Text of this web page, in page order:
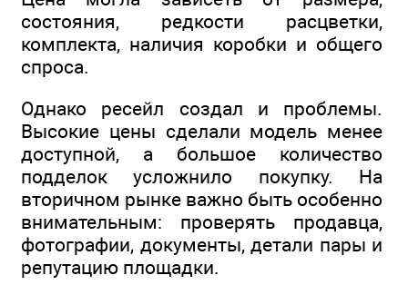
состояния, редкости расцветки,
комплекта, наличия коробки и общего
спроса.
Однако ресейл создал и проблемы.
Высокие цены сделали модель менее
доступной, а большое количество
подделок усложнило покупку. На
вторичном рынке важно быть особенно
внимательным: проверять продавца,
фотографии, документы, детали пары и
репутацию площадки.